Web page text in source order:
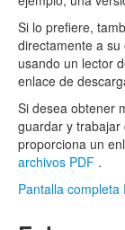
Si lo prefiere,
directamente a
usando un lector
enlace de
Si desea obtener
guardar y trabajar
proporciona un
archivos PDF .
Pantalla completa